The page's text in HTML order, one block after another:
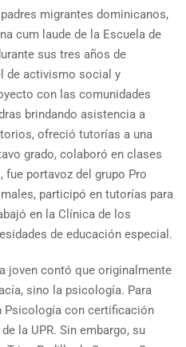
migrantes dominicanos,
cum laude de la Escuela de
sus tres años de
de activismo social y
con las comunidades
brindando asistencia a
ofreció tutorías a una
grado, colaboró en clases
portavoz del grupo Pro
participó en tutorías para
en la Clínica de los
de educación especial.
joven contó que originalmente
sino la psicología. Para
Psicología con certificación
la UPR. Sin embargo, su